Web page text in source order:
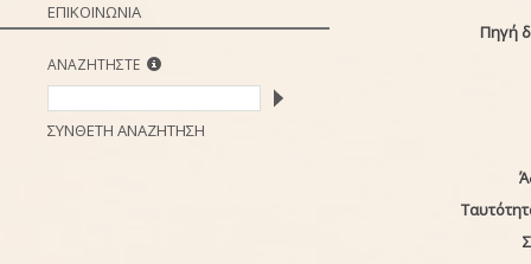
ΕΠΙΚΟΙΝΩΝΙΑ
ΑΝΑΖΗΤΗΣΤΕ
ΣΥΝΘΕΤΗ ΑΝΑΖΗΤΗΣΗ
Πηγή